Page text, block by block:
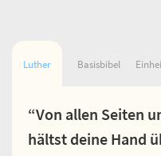
Luther Basisbibel
“Von allen Seiten
hältst deine Hand